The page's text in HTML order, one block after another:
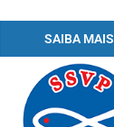
SAIBA MAIS